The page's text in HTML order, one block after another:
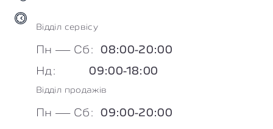
Відділ cервісу
Пн — Сб: 08:00-20:00
Нд: 09:00-18:00
Відділ продажів
Пн — Сб: 09:00-20:00